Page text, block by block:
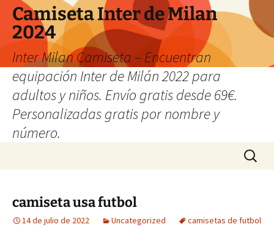
Camiseta Inter de Milan
2024
Inter Milan Camiseta – Encuentran
equipación Inter de Milán 2022 para
adultos y niños. Envío gratis desde 69€.
Personalizadas gratis por nombre y
número.
Buscar:
camiseta usa futbol
14 de julio de 2022 Uncategorized
camisetas de futbol